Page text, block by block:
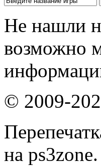
Не нашли
возможно
© 2009-
на ps3zone.